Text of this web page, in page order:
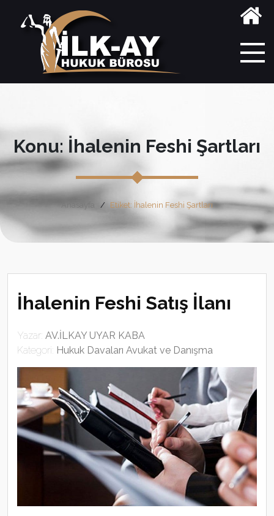
Konu: İhalenin Feshi Şartları
Etiket: İhalenin Feshi Şartları
İhalenin Feshi Satış İlanı
Yazar: AV.İLKAY UYAR KABA
Kategori: Hukuk Davaları Avukat ve Danışma